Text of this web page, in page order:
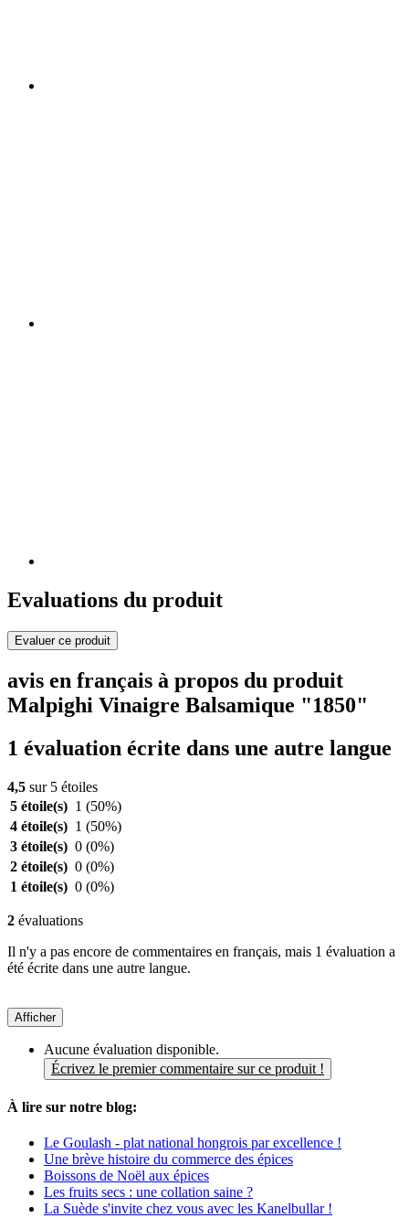
Evaluations du produit
Evaluer ce produit
avis en français à propos du produit
Malpighi Vinaigre Balsamique "1850"
1 évaluation écrite dans une autre langue
4,5 sur 5 étoiles
5 étoile(s) 1 (50%)
4 étoile(s) 1 (50%)
3 étoile(s) 0 (0%)
2 étoile(s) 0 (0%)
1 étoile(s) 0 (0%)
2 évaluations
Il n'y a pas encore de commentaires en français, mais 1 évaluation a
été écrite dans une autre langue.
Afficher
Aucune évaluation disponible.
Écrivez le premier commentaire sur ce produit !
À lire sur notre blog:
Le Goulash - plat national hongrois par excellence !
Une brève histoire du commerce des épices
Boissons de Noël aux épices
Les fruits secs : une collation saine ?
La Suède s'invite chez vous avec les Kanelbullar !